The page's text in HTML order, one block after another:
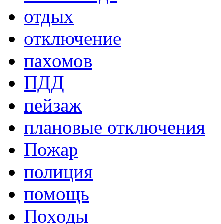
отдых
отключение
пахомов
ПДД
пейзаж
плановые отключения
Пожар
полиция
помощь
Походы